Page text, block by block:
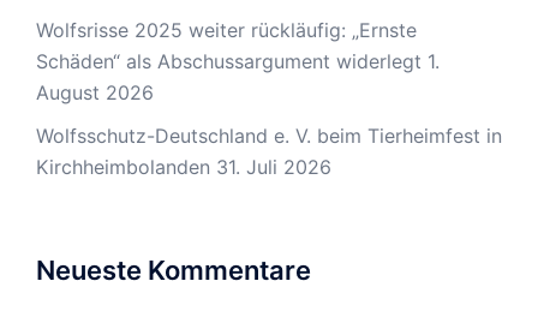
Wolfsrisse 2025 weiter rückläufig: „Ernste
Schäden“ als Abschussargument widerlegt 1.
August 2026
Wolfsschutz-Deutschland e. V. beim Tierheimfest in
Kirchheimbolanden 31. Juli 2026
Neueste Kommentare